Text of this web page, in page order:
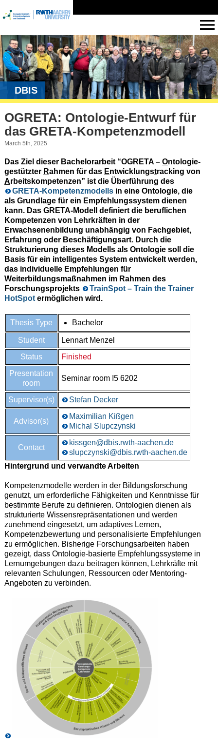
DBIS
OGRETA: Ontologie-Entwurf für
das GRETA-Kompetenzmodell
March 5th, 2025
Das Ziel dieser Bachelorarbeit “OGRETA – Ontologie-
gestützter Rahmen für das Entwicklungstracking von
Arbeitskompetenzen” ist die Überführung des
GRETA-Kompetenzmodellsin eine Ontologie, die
als Grundlage für ein Empfehlungssystem dienen
kann. Das GRETA-Modell definiert die beruflichen
Kompetenzen von Lehrkräften in der
Erwachsenenbildung unabhängig von Fachgebiet,
Erfahrung oder Beschäftigungsart. Durch die
Strukturierung dieses Modells als Ontologie soll die
Basis für ein intelligentes System entwickelt werden,
das individuelle Empfehlungen für
Weiterbildungsmaßnahmen im Rahmen des
Forschungsprojekts
TrainSpot – Train the Trainer
HotSpotermöglichen wird.
Thesis Type Bachelor
Student
Lennart Menzel
Status
Finished
Presentation
room
Seminar room I5 6202
Supervisor(s) Stefan Decker
Advisor(s)
Maximilian Kißgen
Michal Slupczynski
Contact
kissgen@dbis.rwth-aachen.de
slupczynski@dbis.rwth-aachen.de
Hintergrund und verwandte Arbeiten
Kompetenzmodelle werden in der Bildungsforschung
genutzt, um erforderliche Fähigkeiten und Kenntnisse für
bestimmte Berufe zu definieren. Ontologien dienen als
strukturierte Wissensrepräsentationen und werden
zunehmend eingesetzt, um adaptives Lernen,
Kompetenzbewertung und personalisierte Empfehlungen
zu ermöglichen. Bisherige Forschungsarbeiten haben
gezeigt, dass Ontologie-basierte Empfehlungssysteme in
Lernumgebungen dazu beitragen können, Lehrkräfte mit
relevanten Schulungen, Ressourcen oder Mentoring-
Angeboten zu verbinden.